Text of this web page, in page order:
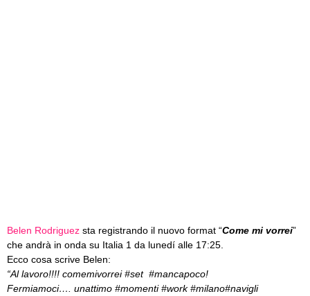
Belen Rodriguez sta registrando il nuovo format “Come mi vorrei”
che andrà in onda su Italia 1 da lunedí alle 17:25.
Ecco cosa scrive Belen:
“Al lavoro!!!! comemivorrei #set #mancapoco!
Fermiamoci…. unattimo #momenti #work #milano#navigli